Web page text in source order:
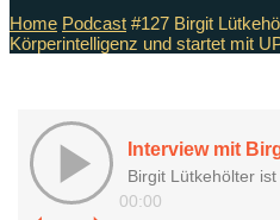
Home Podcast #127 Birgit
Körperintelligenz und startet mit